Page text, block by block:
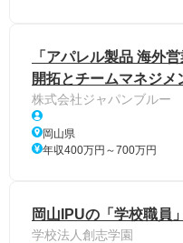
「アパレル製品 海外
開拓とチームマネジメ
株式会社ジャパンブルー
岡山県
年収400万円～700万円
岡山IPUの「学校職員
学校法人創志学園